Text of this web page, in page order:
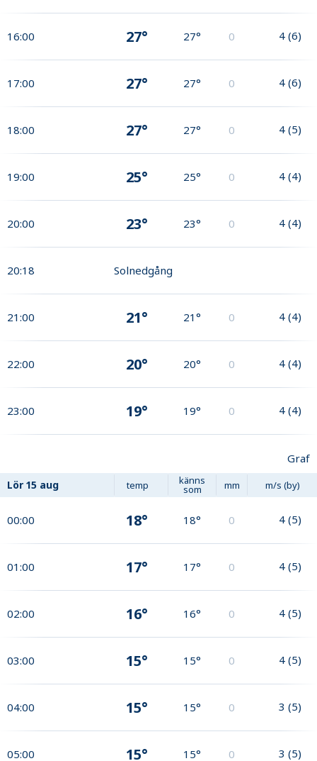
16:00 27° 27° 0 4 (6)
17:00 27° 27° 0 4 (6)
18:00 27° 27° 0 4 (5)
19:00 25° 25° 0 4 (4)
20:00 23° 23° 0 4 (4)
20:18 Solnedgång
21:00 21° 21° 0 4 (4)
22:00 20° 20° 0 4 (4)
23:00 19° 19° 0 4 (4)
Graf
Lör 15 aug temp känns
som mm m/s (by)
00:00 18° 18° 0 4 (5)
01:00 17° 17° 0 4 (5)
02:00 16° 16° 0 4 (5)
03:00 15° 15° 0 4 (5)
04:00 15° 15° 0 3 (5)
05:00 15° 15° 0 3 (5)